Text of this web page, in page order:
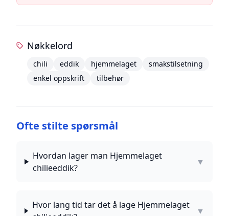
Nøkkelord
chili eddik hjemmelaget
smakstilsetning
enkel oppskrift
tilbehør
Ofte stilte spørsmål
Hvordan lager man Hjemmelaget
chilieeddik?
▼
Hvor lang tid tar det å lage Hjemmelaget
▼